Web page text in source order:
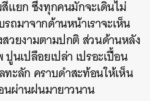
แยก ซึ่งทุกคนมักจะเดินไม่
มาจากด้านหน้าเราจะเห็น
วยงามตามปกติ ส่วนด้านหลัง
นเปลือยเปล่า เปรอะเปื้อน
ะลัก คราบดำสะท้อนให้เห็น
ผ่านฝนมายาวนาน